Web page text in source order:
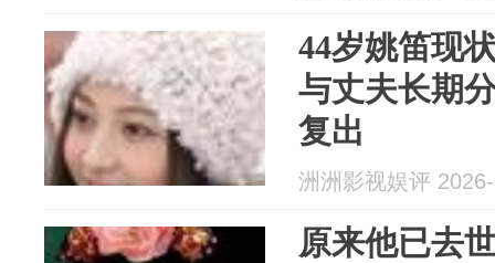
44岁姚笛现
与丈夫长期
复出
洲洲影视娱评
原来他已去